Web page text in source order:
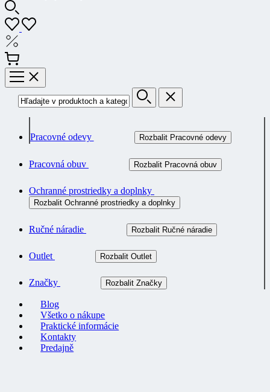
Pracovné odevy Rozbalit Pracovné odevy
Pracovná obuv Rozbalit Pracovná obuv
Ochranné prostriedky a doplnky
Rozbalit Ochranné prostriedky a doplnky
Ručné náradie Rozbalit Ručné náradie
Outlet Rozbalit Outlet
Značky Rozbalit Značky
Blog
Všetko o nákupe
Praktické informácie
Kontakty
Predajně